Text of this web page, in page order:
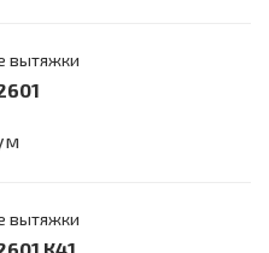
вытяжки
вытяжки